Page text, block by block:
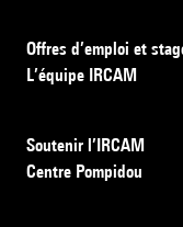
Offres d’emploi et
L’équipe IRCAM
Soutenir l’IRCAM
Centre Pompidou